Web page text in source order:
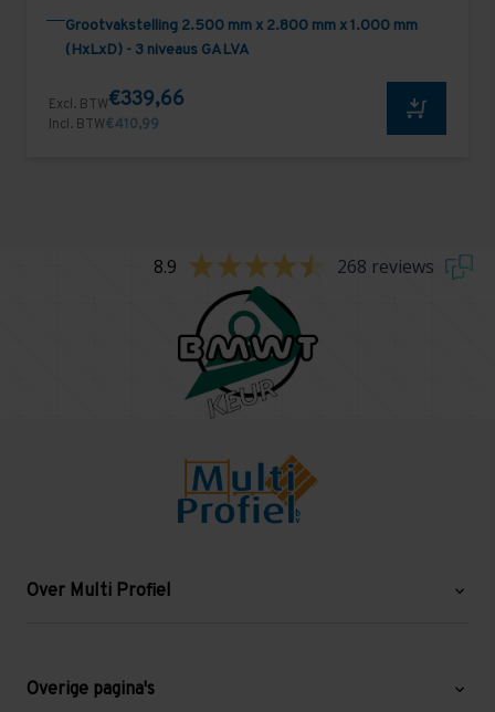
Grootvakstelling 2.500 mm x 2.800 mm x 1.000 mm
(HxLxD) - 3 niveaus GALVA
Excl. BTW€339,66
Incl. BTW€410,99
8.9 268 reviews
Over Multi Profiel
Blog
Overige pagina's